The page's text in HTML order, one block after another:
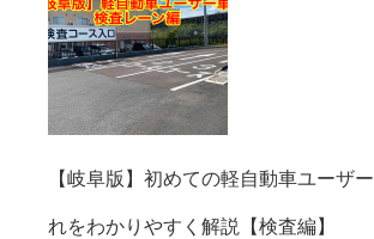
【岐阜版】初めての軽自動車ユーザ
れをわかりやすく解説【検査編】